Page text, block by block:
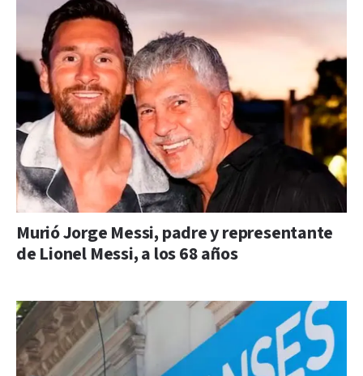
Murió Jorge Messi, padre y representante
de Lionel Messi, a los 68 años